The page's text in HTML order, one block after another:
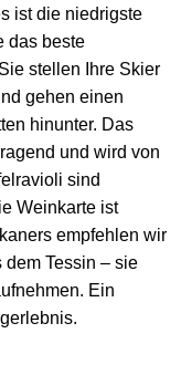
ist die niedrigste
das beste
stellen Ihre Skier
gehen einen
hinunter. Das
und wird von
sind
Weinkarte ist
empfehlen wir
dem Tessin – sie
Ein